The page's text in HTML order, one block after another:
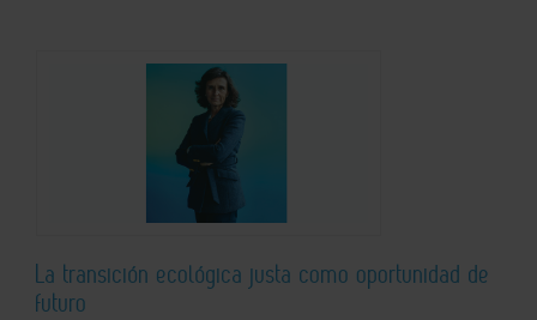
La transición ecológica justa como oportunidad de
futuro